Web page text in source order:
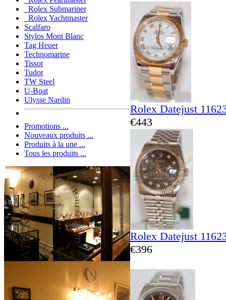
Rolex Submariner
Rolex Yachtmaster
Scalfaro
Stylos Mont Blanc
Tag Heuer
Technomarine
Tissot
Tudor
TW Steel
U-Boat
Ulysse Nardin
Promotions ...
Nouveaux produits ...
Produits à la une ...
Tous les produits ...
Rolex Datejust
€443
Rolex Datejust
€396